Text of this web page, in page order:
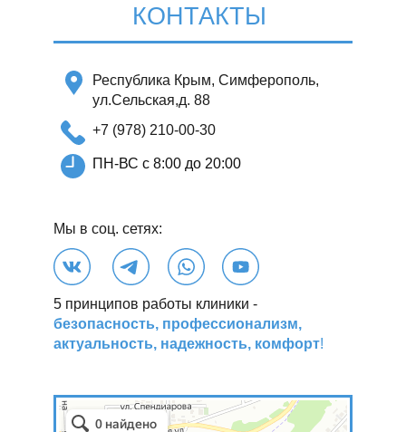
КОНТАКТЫ
Республика Крым, Симферополь,
ул.Сельская,д. 88
+7 (978) 210-00-30
ПН-ВС с 8:00 до 20:00
Мы в соц. сетях:
5 принципов работы клиники -
безопасность, профессионализм,
актуальность, надежность, комфорт!
5 Принципов
Стоматологическая клиника в Симферополе